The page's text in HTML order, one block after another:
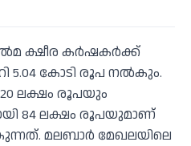
ക്ഷീര കര്‍ഷകര്‍ക്ക്
5.04 കോടി രൂപ നല്‍കും.
ലക്ഷം രൂപയും
84 ലക്ഷം രൂപയുമാണ്
മലബാര്‍ മേഖലയിലെ